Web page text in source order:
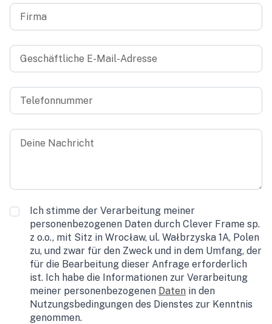
Firma
Geschäftliche
Mail-
*
Telefonnummer
Deine
Nachricht
ConsentIch stimme der Verarbeitung meiner
personenbezogenen Daten durch Clever Frame sp.
z o.o., mit Sitz in Wrocław, ul. Wałbrzyska 1A, Polen
zu, und zwar für den Zweck und in dem Umfang, der
für die Bearbeitung dieser Anfrage erforderlich
ist. Ich habe die Informationen zur Verarbeitung
meiner personenbezogenen Daten in den
Nutzungsbedingungen des Dienstes zur Kenntnis
genommen.